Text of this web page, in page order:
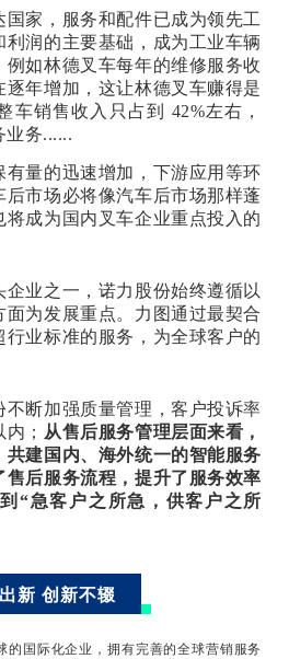
家，服务和配件已成为领先工
利润的主要基础，成为工业车辆
如林德叉车每年的维修服务收
逐年增加，这让林德叉车赚得是
车销售收入只占到 42%左右，
业务......
有量的迅速增加，下游应用等环
市场必将像汽车后市场那样蓬
成为国内叉车企业重点投入的
业之一，诺力股份始终遵循以
为发展重点。力图通过最契合
行业标准的服务，为全球客户的
断加强质量管理，客户投诉率
； 从售后服务管理层面来看，
建国内、海外统一的智能服务
后服务流程，提升了服务效率
“急客户之所急，供客户之所
新 创新不辍
的国际化企业，拥有完善的全球营销服务